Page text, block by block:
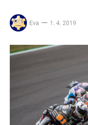
Eva 1. 4. 2019